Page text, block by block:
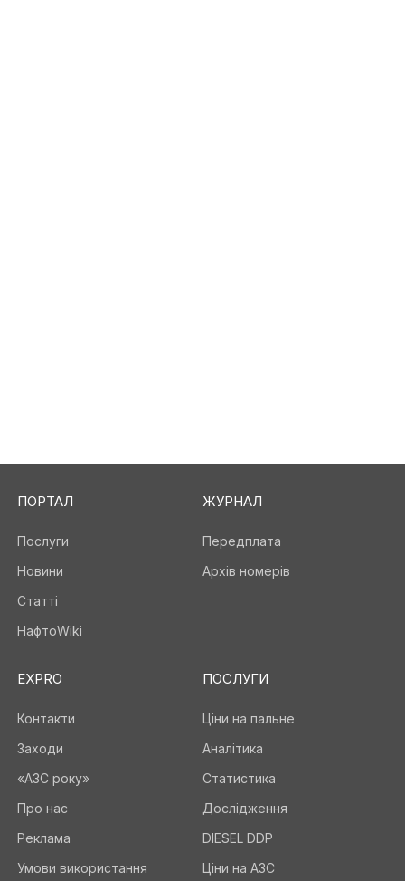
ПОРТАЛ
Послуги
Новини
Статті
НафтоWiki
ЖУРНАЛ
Передплата
Архів номерів
EXPRO
Контакти
Заходи
«АЗС року»
Про нас
Реклама
Умови використання
ПОСЛУГИ
Ціни на пальне
Аналітика
Статистика
Дослідження
DIESEL DDP
Ціни на АЗС